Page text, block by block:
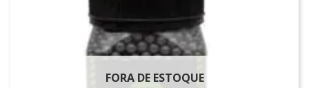
FORA DE ESTOQUE